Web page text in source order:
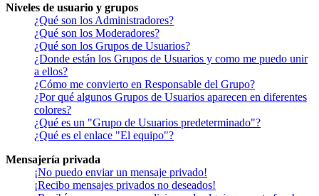
Niveles de usuario y grupos
¿Qué son los Administradores?
¿Qué son los Moderadores?
¿Qué son los Grupos de Usuarios?
¿Donde están los Grupos de Usuarios y como me puedo unir
a ellos?
¿Cómo me convierto en Responsable del Grupo?
¿Por qué algunos Grupos de Usuarios aparecen en diferentes
colores?
¿Qué es un "Grupo de Usuarios predeterminado"?
¿Qué es el enlace "El equipo"?
Mensajería privada
¡No puedo enviar un mensaje privado!
¡Recibo mensajes privados no deseados!